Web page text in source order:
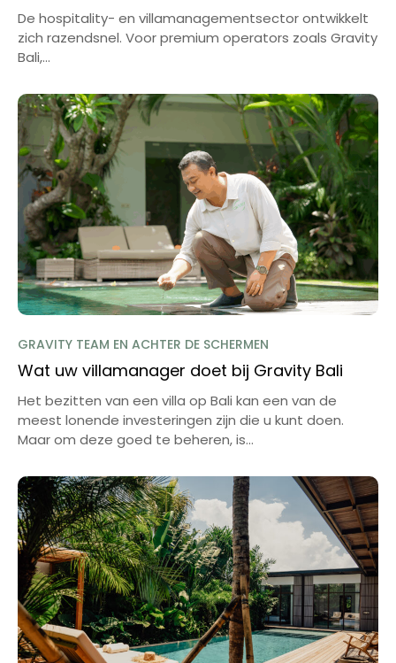
De hospitality- en villamanagementsector ontwikkelt
zich razendsnel. Voor premium operators zoals Gravity
Bali,...
GRAVITY TEAM EN ACHTER DE SCHERMEN
Wat uw villamanager doet bij Gravity Bali
Het bezitten van een villa op Bali kan een van de
meest lonende investeringen zijn die u kunt doen.
Maar om deze goed te beheren, is...